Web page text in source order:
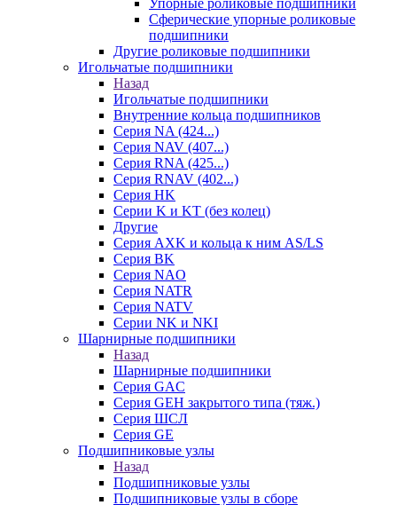
Упорные роликовые подшипники
Сферические упорные роликовые
подшипники
Другие роликовые подшипники
Игольчатые подшипники
Назад
Игольчатые подшипники
Внутренние кольца подшипников
Серия NA (424...)
Серия NAV (407...)
Серия RNA (425...)
Серия RNAV (402...)
Серия HK
Серии K и KT (без колец)
Другие
Серия AXK и кольца к ним AS/LS
Серия BK
Серия NAO
Серия NATR
Серия NATV
Серии NK и NKI
Шарнирные подшипники
Назад
Шарнирные подшипники
Серия GAC
Серия GEH закрытого типа (тяж.)
Серия ШСЛ
Серия GE
Подшипниковые узлы
Назад
Подшипниковые узлы
Подшипниковые узлы в сборе